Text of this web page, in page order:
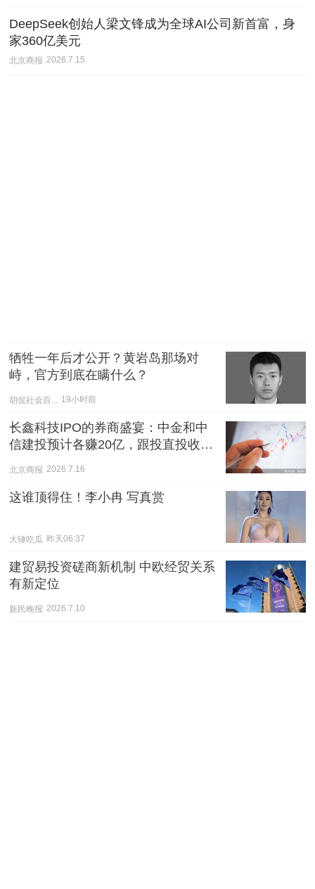
DeepSeek创始人梁文锋成为全球AI公司新首富，身
家360亿美元
北京商报 2026.7.15
牺牲一年后才公开？黄岩岛那场对
峙，官方到底在瞒什么？
胡侃社会百... 19小时前
长鑫科技IPO的券商盛宴：中金和中
信建投预计各赚20亿，跟投直投收益
北京商报 2026.7.16
这谁顶得住！李小冉 写真赏
大锤吃瓜 昨天06:37
建贸易投资磋商新机制 中欧经贸关系
有新定位
新民晚报 2026.7.10